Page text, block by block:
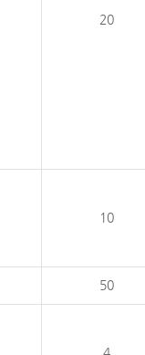
20
10
50